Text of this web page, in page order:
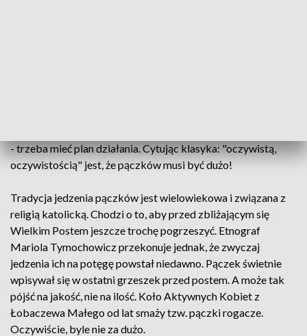
- trzeba mieć plan działania. Cytując klasyka: "oczywistą,
oczywistością" jest, że pączków musi być dużo!
Tradycja jedzenia pączków jest wielowiekowa i związana z
religią katolicką. Chodzi o to, aby przed zbliżającym się
Wielkim Postem jeszcze trochę pogrzeszyć. Etnograf
Mariola Tymochowicz przekonuje jednak, że zwyczaj
jedzenia ich na potęgę powstał niedawno. Pączek świetnie
wpisywał się w ostatni grzeszek przed postem. A może tak
pójść na jakość, nie na ilość. Koło Aktywnych Kobiet z
Łobaczewa Małego od lat smaży tzw. pączki rogacze.
Oczywiście, byle nie za dużo.